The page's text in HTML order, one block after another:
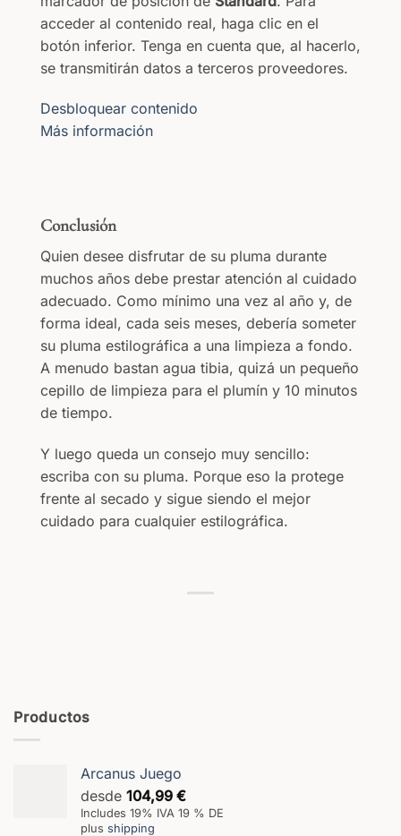
acceder al contenido real, haga clic en el
botón inferior. Tenga en cuenta que, al hacerlo,
se transmitirán datos a terceros proveedores.
Desbloquear contenido
Más información
Conclusión
Quien desee disfrutar de su pluma durante
muchos años debe prestar atención al cuidado
adecuado. Como mínimo una vez al año y, de
forma ideal, cada seis meses, debería someter
su pluma estilográfica a una limpieza a fondo.
A menudo bastan agua tibia, quizá un pequeño
cepillo de limpieza para el plumín y 10 minutos
de tiempo.
Y luego queda un consejo muy sencillo:
escriba con su pluma. Porque eso la protege
frente al secado y sigue siendo el mejor
cuidado para cualquier estilográfica.
Productos
Arcanus Juego
desde 104,99 €
Includes 19% IVA 19 % DE
plus shipping